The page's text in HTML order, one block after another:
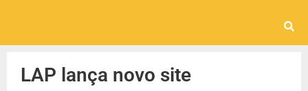
LAP lança novo site